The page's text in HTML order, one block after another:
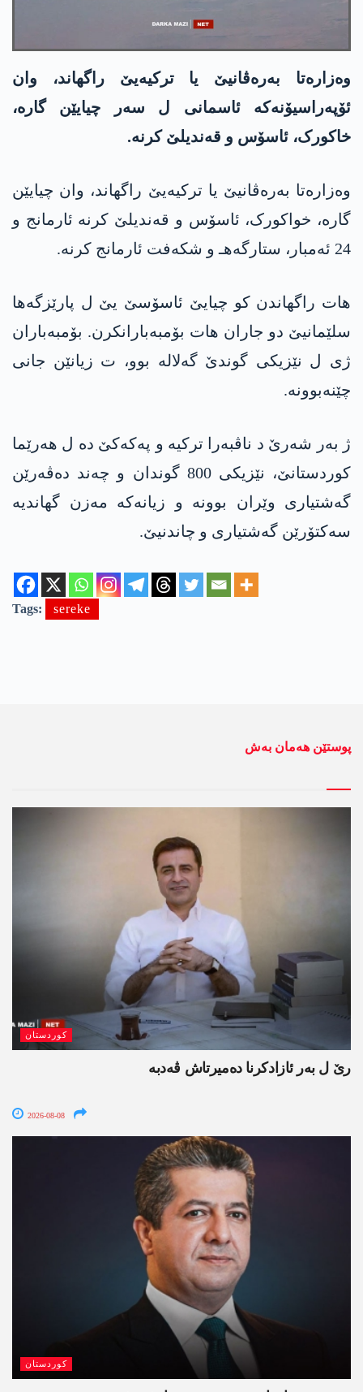
وەزارەتا بەرەڤانیێ یا ترکیەیێ راگهاند، وان
ئۆپەراسیۆنەکە ئاسمانی ل سەر چیایێن گارە،
خاکورک، ئاسۆس و قەندیلێ کرنە.
وەزارەتا بەرەڤانیێ یا ترکیەیێ راگهاند، وان چیایێن
گارە، خواکورک، ئاسۆس و قەندیلێ کرنە ئارمانج و
24 ئەمبار، ستارگەهـ و شکەفت ئارمانج کرنە.
هات راگهاندن كو چیایێ ئاسۆسێ یێ ل پارێزگەها
سلێمانیێ دو جاران هات بۆمبەبارانکرن. بۆمبەباران
ژی ل نێزیکی گوندێ گەلاله‌ بوو، ت زیانێن جانی
چێنەبوونە.
ژ بەر شەرێ د ناڤبەرا ترکیە و په‌كه‌كێ دە ل هەرێما
کوردستانێ، نێزیکی 800 گوندان و چەند دەڤەرێن
گەشتیاری وێران بوونە و زیانەکە مەزن گهاندیە
سەکتۆرێن گەشتیاری و چاندنیێ.
Tags: sereke
پوستێن ھەمان بەش
کوردستان
رێ ل بەر ئازادکرنا دەمیرتاش ڤەدبە
2026-08-08
کوردستان